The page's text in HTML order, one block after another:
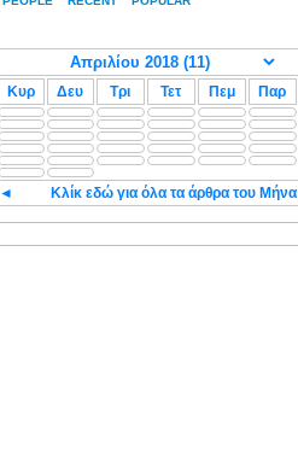
Κυρ Δευ Τρι Τετ Πεμ Παρ
◄ Κλίκ εδώ για όλα τα άρθρα του Μήνα